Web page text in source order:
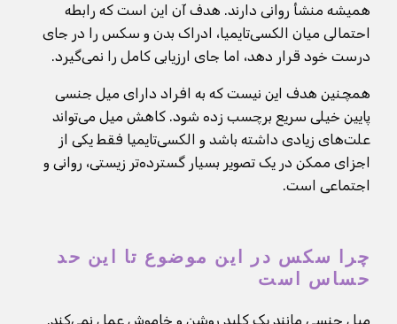
همیشه منشأ روانی دارند. هدف آن این است که رابطه
احتمالی میان الکسی‌تایمیا، ادراک بدن و سکس را در جای
درست خود قرار دهد، اما جای ارزیابی کامل را نمی‌گیرد.
همچنین هدف این نیست که به افراد دارای میل جنسی
پایین خیلی سریع برچسب زده شود. کاهش میل می‌تواند
علت‌های زیادی داشته باشد و الکسی‌تایمیا فقط یکی از
اجزای ممکن در یک تصویر بسیار گسترده‌تر زیستی، روانی و
اجتماعی است.
چرا سکس در این موضوع تا این حد
حساس است
میل جنسی مانند یک کلید روشن و خاموش عمل نمی‌کند.